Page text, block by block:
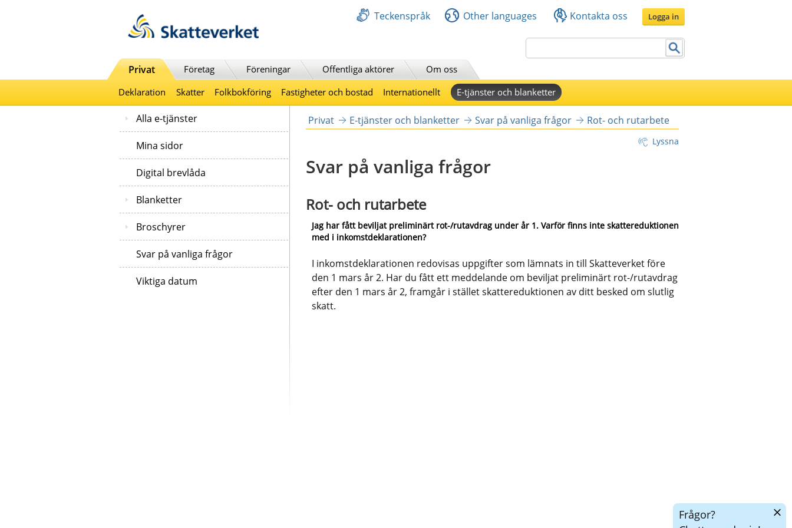
Teckenspråk Other languages Kontakta oss Logga in
Privat Företag Föreningar Offentliga aktörer
Om oss
Deklaration
Skatter Folkbokföring Fastigheter och bostad Internationellt E-tjänster och blanketter
Alla e-tjänster
Mina sidor
Digital brevlåda
Blanketter
Broschyrer
Svar på vanliga frågor
Viktiga datum
Privat E-tjänster och blanketter Svar på vanliga frågor Rot- och rutarbete
Lyssna
Svar på vanliga frågor
Rot- och rutarbete
Jag har fått beviljat preliminärt rot-/rutavdrag under år 1. Varför finns inte skattereduktionen
med i inkomstdeklarationen?
I inkomstdeklarationen redovisas uppgifter som lämnats in till Skatteverket före
den 1 mars år 2. Har du fått ett meddelande om beviljat preliminärt rot-/rutavdrag
efter den 1 mars år 2, framgår i stället skattereduktionen av ditt besked om slutlig
skatt.
Frågor?
Dölj